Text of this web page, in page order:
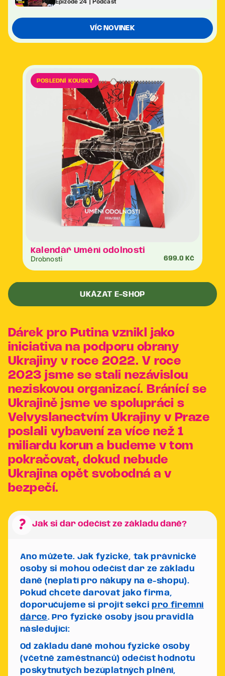
VÍC NOVINEK
POSLEDNÍ KOUSKY
Kalendář Umění odolnosti
Drobnosti
699.0 Kč
UKÁZAT E-SHOP
Dárek pro Putina vznikl jako
iniciativa na podporu obrany
Ukrajiny v roce 2022. V roce
2023 jsme se stali nezávislou
neziskovou organizací. Bránící se
Ukrajině jsme ve spolupráci s
Velvyslanectvím Ukrajiny v Praze
poslali vybavení za více než 1
miliardu korun a budeme v tom
pokračovat, dokud nebude
Ukrajina opět svobodná a v
bezpečí.
question_mark Jak si dar odečíst ze základu daně?
Ano můžete. Jak fyzické, tak právnické
osoby si mohou odečíst dar ze základu
daně (neplatí pro nákupy na e-shopu).
Pokud chcete darovat jako firma,
doporučujeme si projít sekcipro firemní
dárce. Pro fyzické osoby jsou pravidlá
následující:
Od základu daně mohou fyzické osoby
(včetně zaměstnanců) odečíst hodnotu
poskytnutých bezúplatných plnění,